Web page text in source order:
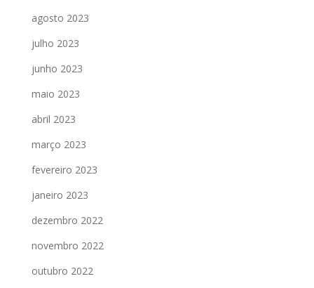
agosto 2023
julho 2023
junho 2023
maio 2023
abril 2023
março 2023
fevereiro 2023
janeiro 2023
dezembro 2022
novembro 2022
outubro 2022